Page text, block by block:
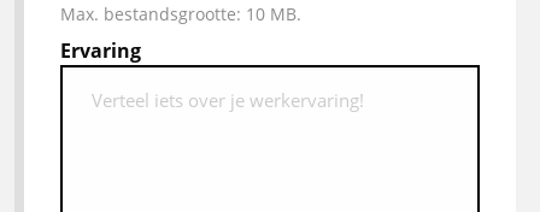
Max. bestandsgrootte: 10 MB.
Ervaring